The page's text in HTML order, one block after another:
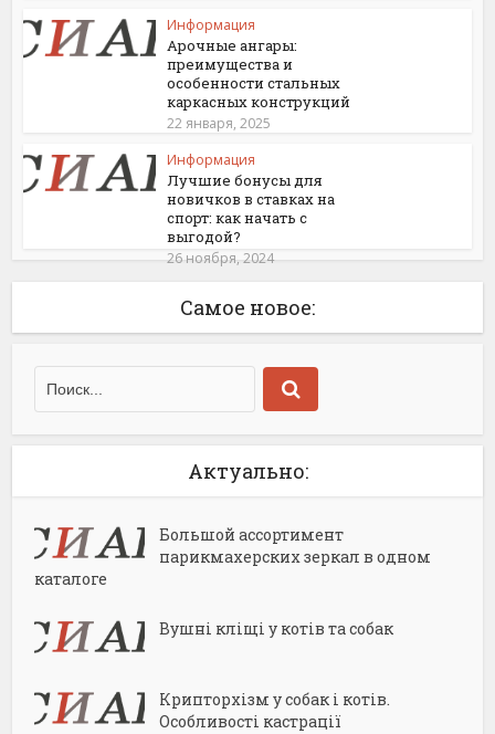
Информация
Арочные ангары:
преимущества и
особенности стальных
каркасных конструкций
22 января, 2025
Информация
Лучшие бонусы для
новичков в ставках на
спорт: как начать с
выгодой?
26 ноября, 2024
Самое новое:
Актуально:
Большой ассортимент
парикмахерских зеркал в одном
каталоге
Вушні кліщі у котів та собак
Крипторхізм у собак і котів.
Особливості кастрації